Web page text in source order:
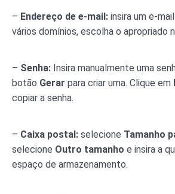
– Endereço de e-mail: insira um e-
vários domínios, escolha o apropriado
– Senha: Insira manualmente uma
botão Gerar para criar uma. Clique em
copiar a senha.
– Caixa postal: selecione Tamanho
selecione Outro tamanho e insira a
espaço de armazenamento.